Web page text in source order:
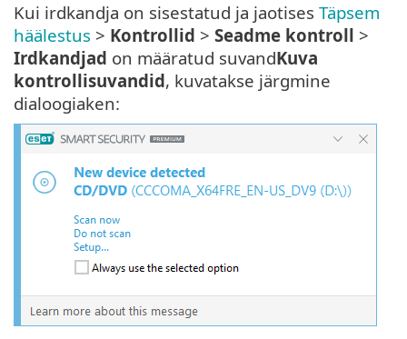
Kui irdkandja on sisestatud ja jaotises Täpsem
häälestus > Kontrollid > Seadme kontroll >
Irdkandjad on määratud suvandKuva
kontrollisuvandid, kuvatakse järgmine
dialoogiaken: